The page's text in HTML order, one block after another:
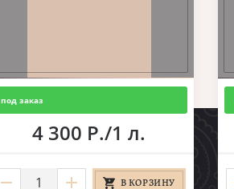
под заказ
4 300 Р./1 л.
В КОРЗИНУ